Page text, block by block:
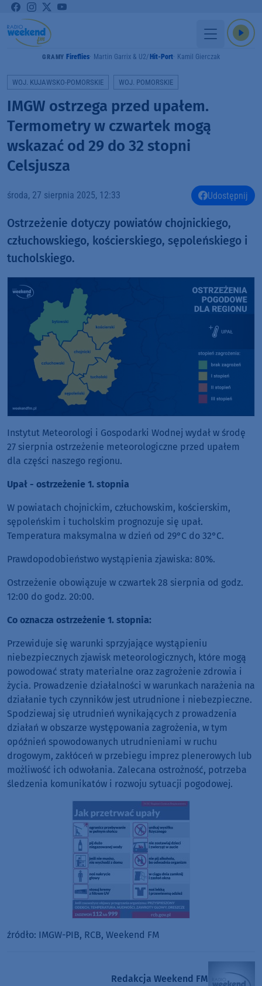
GRAMY Fireflies Martin Garrix & U2 Hit-Port Kamil Gierczak
WOJ. KUJAWSKO-POMORSKIE WOJ. POMORSKIE
IMGW ostrzega przed upałem.
Termometry w czwartek mogą
wskazać od 29 do 32 stopni
Celsjusza
środa, 27 sierpnia 2025, 12:33 Udostępnij
Ostrzeżenie dotyczy powiatów chojnickiego,
człuchowskiego, kościerskiego, sępoleńskiego i
tucholskiego.
Instytut Meteorologi i Gospodarki Wodnej wydał w środę
27 sierpnia ostrzeżenie meteorologiczne przed upałem
dla części naszego regionu.
Upał - ostrzeżenie 1. stopnia
W powiatach chojnickim, człuchowskim, kościerskim,
sępoleńskim i tucholskim prognozuje się upał.
Temperatura maksymalna w dzień od 29°C do 32°C.
Prawdopodobieństwo wystąpienia zjawiska: 80%.
Ostrzeżenie obowiązuje w czwartek 28 sierpnia od godz.
12:00 do godz. 20:00.
Co oznacza ostrzeżenie 1. stopnia:
Przewiduje się warunki sprzyjające wystąpieniu
niebezpiecznych zjawisk meteorologicznych, które mogą
powodować straty materialne oraz zagrożenie zdrowia i
życia. Prowadzenie działalności w warunkach narażenia na
działanie tych czynników jest utrudnione i niebezpieczne.
Spodziewaj się utrudnień wynikających z prowadzenia
działań w obszarze występowania zagrożenia, w tym
opóźnień spowodowanych utrudnieniami w ruchu
drogowym, zakłóceń w przebiegu imprez plenerowych lub
możliwość ich odwołania. Zalecana ostrożność, potrzeba
śledzenia komunikatów i rozwoju sytuacji pogodowej.
źródło: IMGW-PIB, RCB, Weekend FM
Redakcja Weekend FM